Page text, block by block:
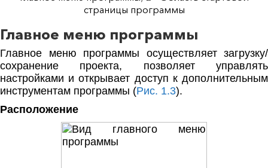
страницы программы
Главное меню программы
Главное меню программы осуществляет загрузку/
сохранение проекта, позволяет управлять
настройками и открывает доступ к дополнительным
инструментам программы (Рис. 1.3).
Расположение